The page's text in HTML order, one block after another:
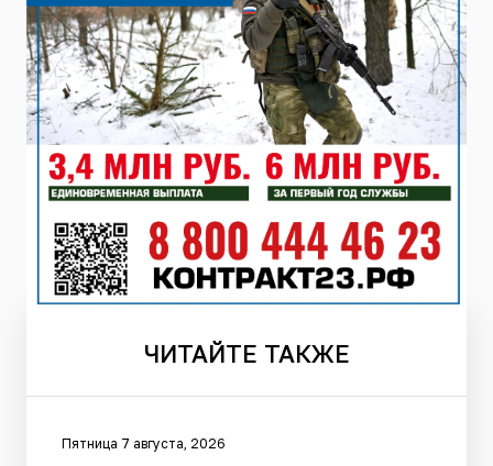
ЧИТАЙТЕ ТАКЖЕ
Пятница 7 августа, 2026